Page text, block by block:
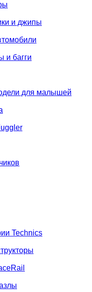
и джипы
и багги
для малышей
Technics